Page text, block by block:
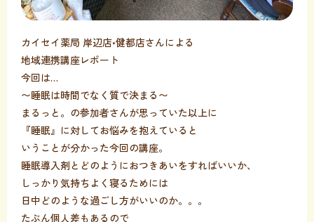
カイセイ薬局 岸辺店•健都店さんによる
地域連携講座レポート
今回は…
〜睡眠は時間でなく質で決まる〜
まるっと。の参加者さんが思っていた以上に
『睡眠』に対してお悩みを抱えていると
いうことが分かった今回の講座。
睡眠導入剤とどのようにおつきあいをすればいいか、
しっかり気持ちよく寝るためには
日中どのような過ごし方がいいのか。。。
たぶん個人差もあるので